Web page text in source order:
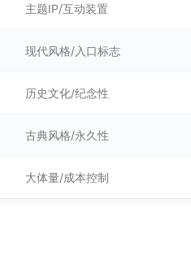
主题IP/互动装置
现代风格/入口标志
历史文化/纪念性
古典风格/永久性
大体量/成本控制